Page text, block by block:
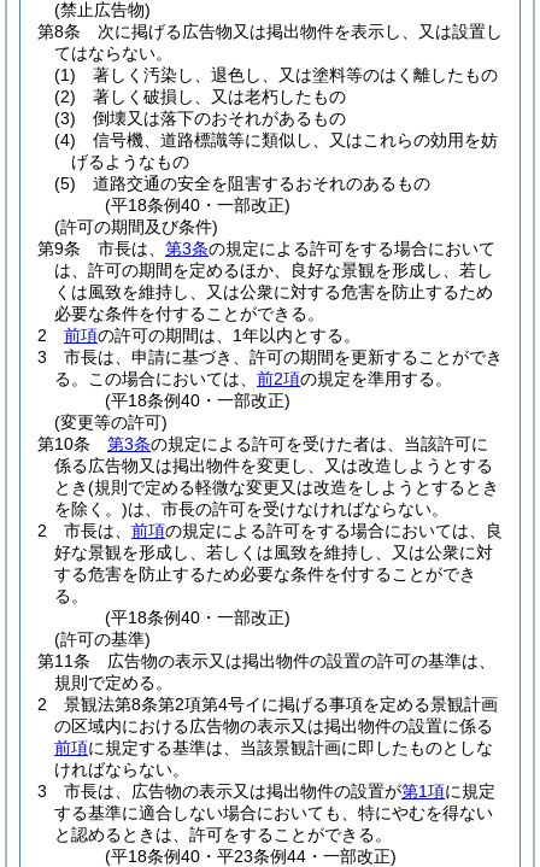
(禁止広告物)
第8条
次に掲げる広告物又は掲出物件を表示し、又は設置し
てはならない。
(1)
著しく汚染し、退色し、又は塗料等のはく離したもの
(2)
著しく破損し、又は老朽したもの
(3)
倒壊又は落下のおそれがあるもの
(4)
信号機、道路標識等に類似し、又はこれらの効用を妨
げるようなもの
(5)
道路交通の安全を阻害するおそれのあるもの
(平18条例40・一部改正)
(許可の期間及び条件)
第9条
市長は、 第3条の規定による許可をする場合において
は、許可の期間を定めるほか、良好な景観を形成し、若し
くは風致を維持し、又は公衆に対する危害を防止するため
必要な条件を付することができる。
2
前項の許可の期間は、1年以内とする。
3
市長は、申請に基づき、許可の期間を更新することができ
る。
この場合においては、 前2項の規定を準用する。
(平18条例40・一部改正)
(変更等の許可)
第10条
第3条の規定による許可を受けた者は、当該許可に
係る広告物又は掲出物件を変更し、又は改造しようとする
とき(規則で定める軽微な変更又は改造をしようとするとき
を除く。)は、市長の許可を受けなければならない。
2
市長は、 前項の規定による許可をする場合においては、良
好な景観を形成し、若しくは風致を維持し、又は公衆に対
する危害を防止するため必要な条件を付することができ
る。
(平18条例40・一部改正)
(許可の基準)
第11条
広告物の表示又は掲出物件の設置の許可の基準は、
規則で定める。
2
景観法第8条第2項第4号イに掲げる事項を定める景観計画
の区域内における広告物の表示又は掲出物件の設置に係る
前項に規定する基準は、当該景観計画に即したものとしな
ければならない。
3
市長は、広告物の表示又は掲出物件の設置が第1項に規定
する基準に適合しない場合においても、特にやむを得ない
と認めるときは、許可をすることができる。
(平18条例40・平23条例44・一部改正)